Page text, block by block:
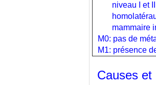
CONTRACEPTION D'URGENCE
CONTRACEPTION D'URGENCE
CONTRACEPTION DÉFINITIVE
niveau I et II
mammaire
M0: pas de
M1: présence
Causes et